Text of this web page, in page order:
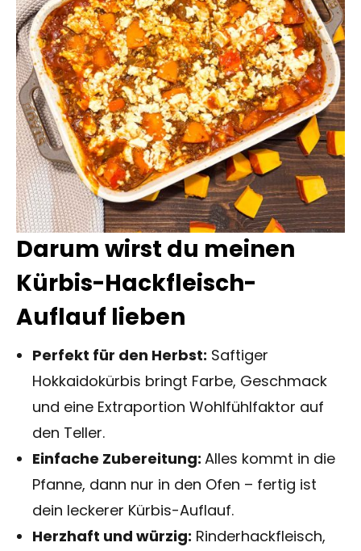
Darum wirst du meinen
Kürbis-Hackfleisch-
Auflauf lieben
Perfekt für den Herbst: Saftiger
Hokkaidokürbis bringt Farbe, Geschmack
und eine Extraportion Wohlfühlfaktor auf
den Teller.
Einfache Zubereitung: Alles kommt in die
Pfanne, dann nur in den Ofen – fertig ist
dein leckerer Kürbis-Auflauf.
Herzhaft und würzig: Rinderhackfleisch,